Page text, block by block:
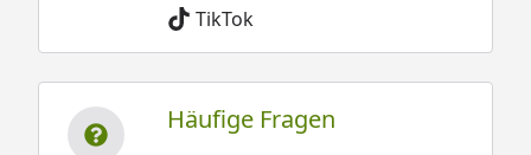
TikTok
Häufige Fragen